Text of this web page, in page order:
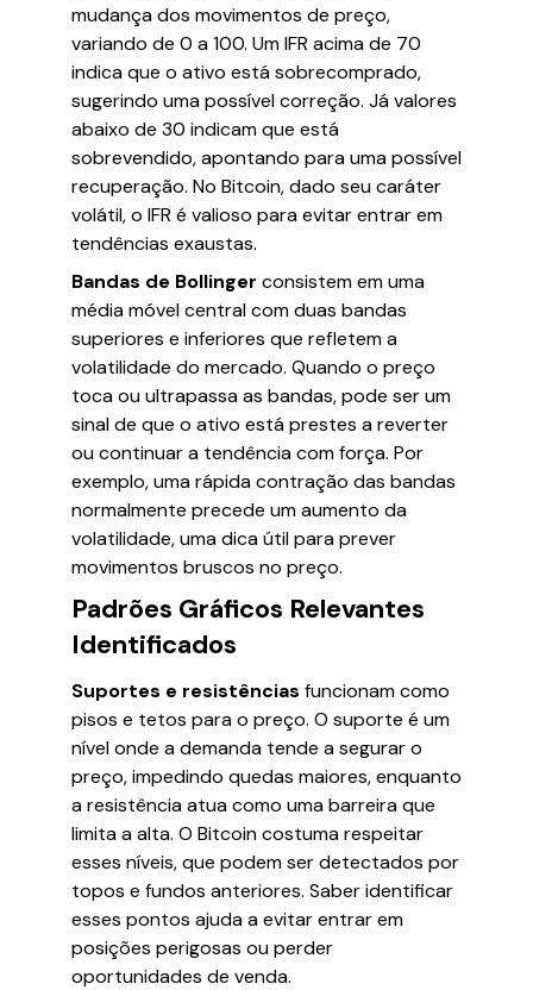
mudança dos movimentos de preço,
variando de 0 a 100. Um IFR acima de 70
indica que o ativo está sobrecomprado,
sugerindo uma possível correção. Já valores
abaixo de 30 indicam que está
sobrevendido, apontando para uma possível
recuperação. No Bitcoin, dado seu caráter
volátil, o IFR é valioso para evitar entrar em
tendências exaustas.
Bandas de Bollinger consistem em uma
média móvel central com duas bandas
superiores e inferiores que refletem a
volatilidade do mercado. Quando o preço
toca ou ultrapassa as bandas, pode ser um
sinal de que o ativo está prestes a reverter
ou continuar a tendência com força. Por
exemplo, uma rápida contração das bandas
normalmente precede um aumento da
volatilidade, uma dica útil para prever
movimentos bruscos no preço.
Padrões Gráficos Relevantes
Identificados
Suportes e resistências funcionam como
pisos e tetos para o preço. O suporte é um
nível onde a demanda tende a segurar o
preço, impedindo quedas maiores, enquanto
a resistência atua como uma barreira que
limita a alta. O Bitcoin costuma respeitar
esses níveis, que podem ser detectados por
topos e fundos anteriores. Saber identificar
esses pontos ajuda a evitar entrar em
posições perigosas ou perder
oportunidades de venda.